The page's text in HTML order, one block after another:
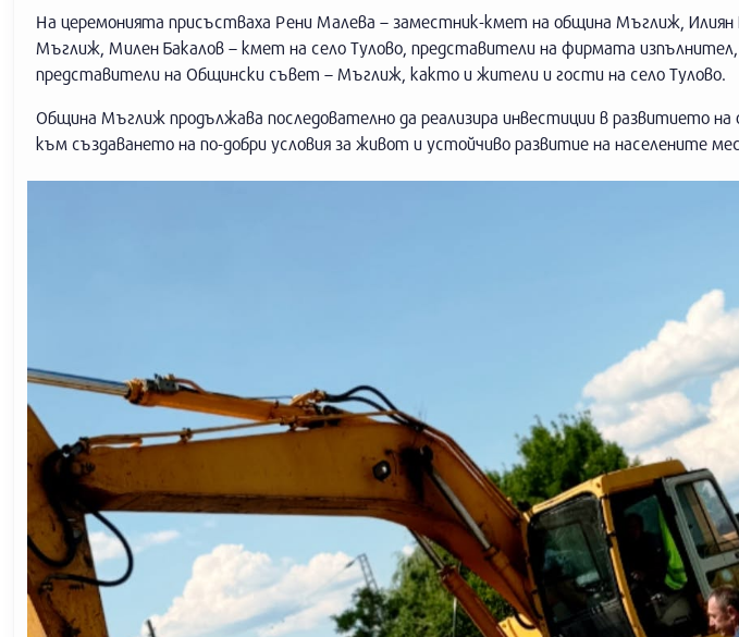
На церемонията присъстваха Рени Малева – заместник-кмет на община Мъглиж,
Мъглиж, Милен Бакалов – кмет на село Тулово, представители на фирмата
представители на Общински съвет – Мъглиж, както и жители и гости на село Тулово.
Община Мъглиж продължава последователно да реализира инвестиции в развитието
към създаването на по-добри условия за живот и устойчиво развитие на населените